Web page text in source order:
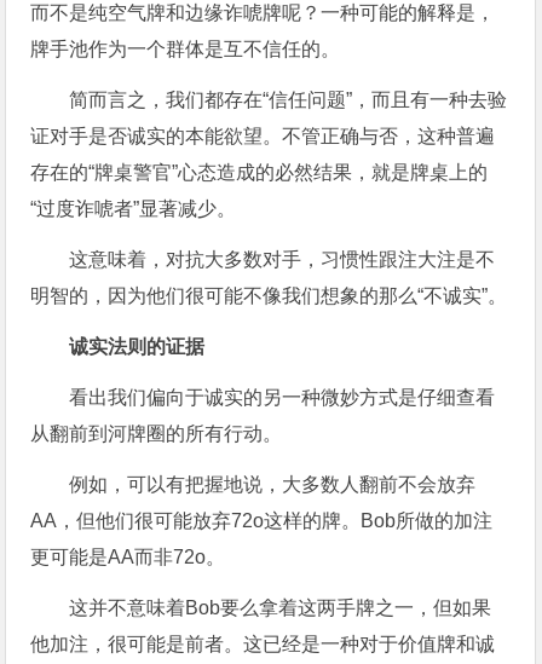
而不是纯空气牌和边缘诈唬牌呢？一种可能的解释是，
牌手池作为一个群体是互不信任的。
简而言之，我们都存在“信任问题”，而且有一种去验
证对手是否诚实的本能欲望。不管正确与否，这种普遍
存在的“牌桌警官”心态造成的必然结果，就是牌桌上的
“过度诈唬者”显著减少。
这意味着，对抗大多数对手，习惯性跟注大注是不
明智的，因为他们很可能不像我们想象的那么“不诚实”。
诚实法则的证据
看出我们偏向于诚实的另一种微妙方式是仔细查看
从翻前到河牌圈的所有行动。
例如，可以有把握地说，大多数人翻前不会放弃
AA，但他们很可能放弃72o这样的牌。Bob所做的加注
更可能是AA而非72o。
这并不意味着Bob要么拿着这两手牌之一，但如果
他加注，很可能是前者。这已经是一种对于价值牌和诚